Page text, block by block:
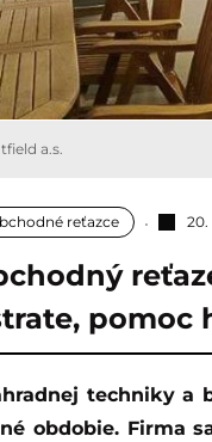
a.s.
reťazce 20.
pomoc
obdobie. Firma